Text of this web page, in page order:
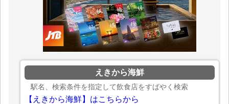
えきから海鮮
駅名、検索条件を指定して飲食店をすばやく検索
【えきから海鮮】はこちらから